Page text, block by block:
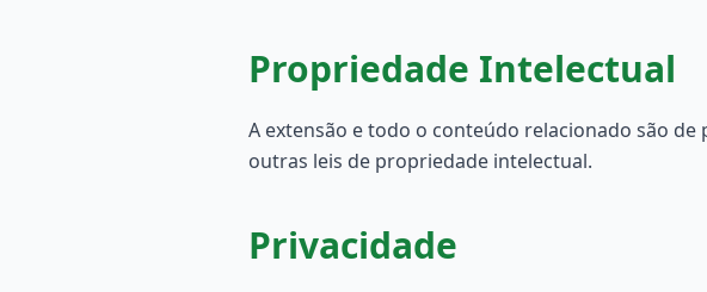
Propriedade Intelectual
A extensão e todo o conteúdo relacionado são
outras leis de propriedade intelectual.
Privacidade